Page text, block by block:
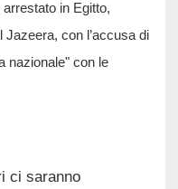
in Egitto,
Jazeera, con l’accusa di
nazionale" con le
ci saranno